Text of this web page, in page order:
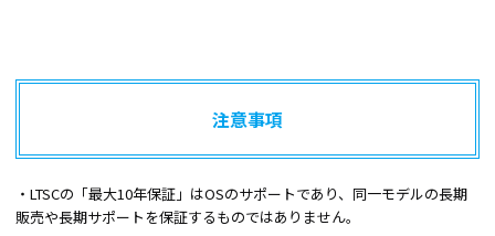
注意事項
・LTSCの「最大10年保証」はOSのサポートであり、同一モデルの長期
販売や長期サポートを保証するものではありません。